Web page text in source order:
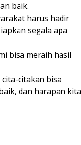
baik.
harus hadir
segala apa
bisa meraih hasil
citakan bisa
dan harapan kita